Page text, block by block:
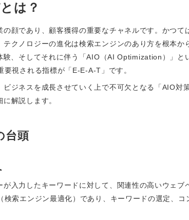
は？
顔であり、顧客獲得の重要なチャネルです。かつて
クノロジーの進化は検索エンジンのあり方を根本か
、そしてそれに伴う「AIO（AI Optimization）」と
視される指標が「E-E-A-T」です。
ジネスを成長させていく上で不可欠となる「AIO対
解説します。
台頭
入力したキーワードに対して、関連性の高いウェブ
索エンジン最適化）であり、キーワードの選定、